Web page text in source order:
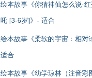
绘本故事《你猜神仙怎么说·
吒 [3-6岁]》- 适合
绘本故事《柔软的宇宙：相对
适合
绘本故事《幼学琼林（注音彩